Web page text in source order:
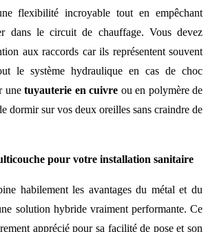
flexibilité incroyable tout en empêchant
dans le circuit de chauffage. Vous devez
aux raccords car ils représentent souvent
le système hydraulique en cas de choc
une tuyauterie en cuivre ou en polymère de
dormir sur vos deux oreilles sans craindre de
pour votre installation sanitaire
habilement les avantages du métal et du
solution hybride vraiment performante. Ce
apprécié pour sa facilité de pose et son